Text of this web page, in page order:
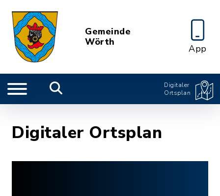
Gemeinde
Wörth
App
Digitaler
Ortsplan
Digitaler Ortsplan